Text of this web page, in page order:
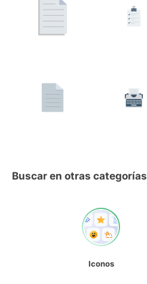
Buscar en otras categorías
Iconos